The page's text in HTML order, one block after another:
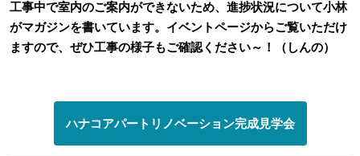
工事中で室内のご案内ができないため、進捗状況について小林
がマガジンを書いています。イベントページからご覧いただけ
ますので、ぜひ工事の様子もご確認ください～！（しんの）
ハナコアパートリノベーション完成見学会